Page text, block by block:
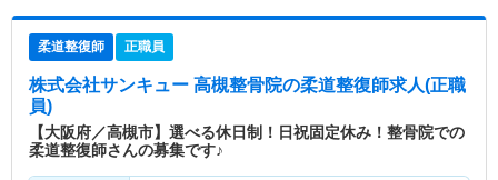
柔道整復師 正職員
株式会社サンキュー 高槻整骨院の柔道整復師求人(正職
員)
【大阪府／高槻市】選べる休日制！日祝固定休み！整骨院での
柔道整復師さんの募集です♪